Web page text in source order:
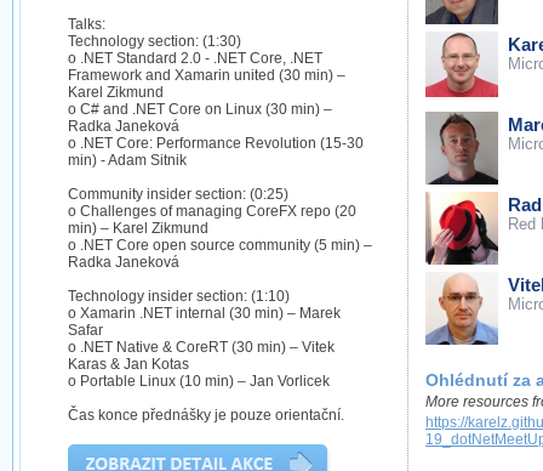
Talks:
Technology section: (1:30)
o .NET Standard 2.0 - .NET Core, .NET
Framework and Xamarin united (30 min) –
Karel Zikmund
o C# and .NET Core on Linux (30 min) –
Radka Janeková
o .NET Core: Performance Revolution (15-30
min) - Adam Sitnik
Community insider section: (0:25)
o Challenges of managing CoreFX repo (20
min) – Karel Zikmund
o .NET Core open source community (5 min) –
Radka Janeková
Technology insider section: (1:10)
o Xamarin .NET internal (30 min) – Marek
Safar
o .NET Native & CoreRT (30 min) – Vitek
Karas & Jan Kotas
o Portable Linux (10 min) – Jan Vorlicek
Čas konce přednášky je pouze orientační.
Red
Ohlédnutí za
More resources
https://